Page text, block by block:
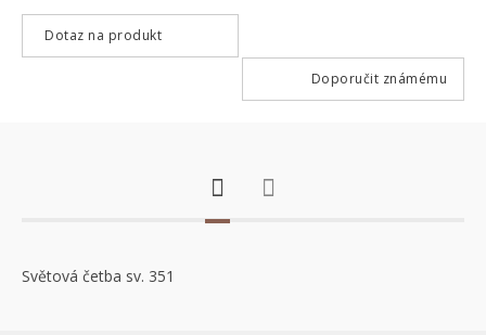
Dotaz na produkt
Doporučit známému
Světová četba sv. 351